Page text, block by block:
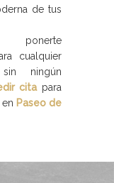
de tus
ponerte
cualquier
ningún
citapara
Paseo de